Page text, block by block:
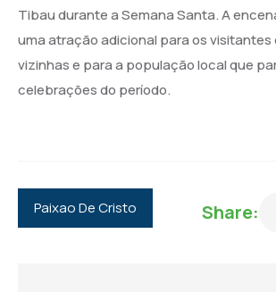
Tibau durante a Semana Santa. A
uma atração adicional para os visitantes
vizinhas e para a população local que
celebrações do período.
Paixao De Cristo Share: